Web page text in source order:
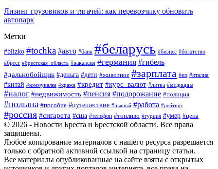
Лизинг грузовиков и тягачей: как перевозчику обновить
автопарк
Метки
#blizko #tochka #авто #банк #беларусь #бизнес #богатство
#брест #брестская_область #вакансия #германия #гибель
#дальнобойщик #деньга #дети #животное #зарплата #ип #италия
#китай #коммуналка #кража #кредит #курс_валют #литва #медицина
#налог #недвижимость #пенсия #подорожание #полиция
#польша #пособие #путешествие #пьяный #работа #рейтинг
#россия #сигарета #сша #телефон #топливо #турция #умер #цена
© 2026 - Новости Бреста и Брестской области. Все права
защищены.
Любое копирование материалов с нашего ресурса разрешается
только с обратной активной ссылкой на страницу статьи.
Все материалы опубликованные на сайте взяты с открытых